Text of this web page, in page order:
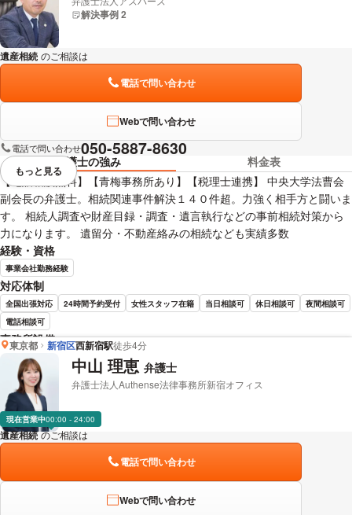
解決事例 2
遺産相続 のご相談は
電話で問い合わせ
Webで問い合わせ
電話で問い合わせ050-5887-8630
弁護士の強み
料金表
【電話相談無料】【青梅事務所あり】【税理士連携】 中央大学法曹会
副会長の弁護士。相続関連事件解決１４０件超。力強く相手方と闘いま
す。 相続人調査や財産目録・調査・遺言執行などの事前相続対策から
力になります。 遺留分・不動産絡みの相続なども実績多数
経験・資格
事業会社勤務経験
対応体制
全国出張対応 24時間予約受付 女性スタッフ在籍 当日相談可 休日相談可
夜間相談可
電話相談可
事務所設備
完全個室で相談
櫻井 俊宏 弁護士の詳細情報を見る
視覚的に省略されている要素を
もっと見る
東京都 新宿区西新宿駅徒歩4分
中山 理恵 弁護士
弁護士法人Authense法律事務所新宿オフィス
現在営業中00:00 - 24:00
遺産相続 のご相談は
電話で問い合わせ
Webで問い合わせ